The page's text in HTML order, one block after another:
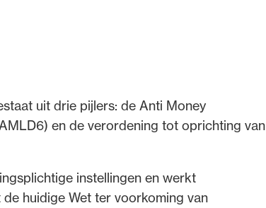
uit drie pijlers: de Anti Money
en de verordening tot oprichting van
instellingen en werkt
huidige Wet ter voorkoming van